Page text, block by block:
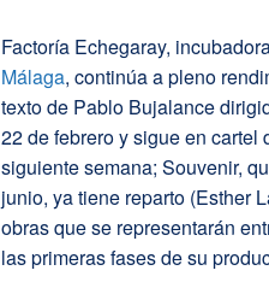
Factoría Echegaray,
Málaga, continúa a pleno
texto de Pablo Bujalance
22 de febrero y sigue en
siguiente semana; Souvenir,
junio, ya tiene reparto (Esther
obras que se representarán
las primeras fases de su